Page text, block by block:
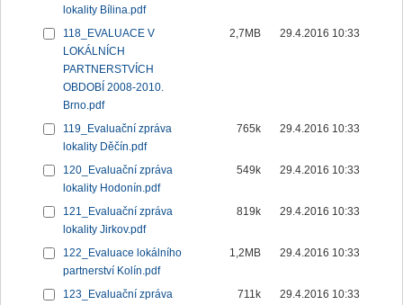
lokality Bílina.pdf
118_EVALUACE V
LOKÁLNÍCH
PARTNERSTVÍCH
OBDOBÍ 2008-2010.
Brno.pdf
2,7MB 29.4.2016 10:33
119_Evaluační zpráva
lokality Děčín.pdf
765k 29.4.2016 10:33
120_Evaluační zpráva
lokality Hodonín.pdf
549k 29.4.2016 10:33
121_Evaluační zpráva
lokality Jirkov.pdf
819k 29.4.2016 10:33
122_Evaluace lokálního
partnerství Kolín.pdf
1,2MB 29.4.2016 10:33
123_Evaluační zpráva
711k 29.4.2016 10:33